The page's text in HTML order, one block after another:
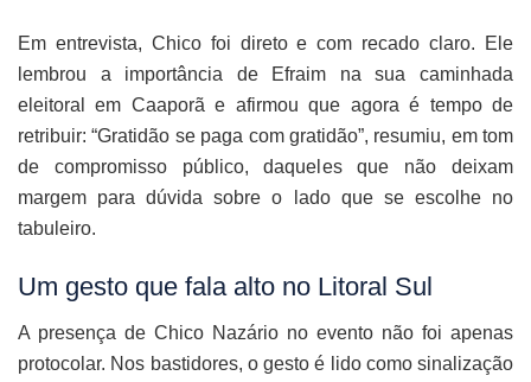
Em entrevista, Chico foi direto e com recado claro. Ele
lembrou a importância de Efraim na sua caminhada
eleitoral em Caaporã e afirmou que agora é tempo de
retribuir: “Gratidão se paga com gratidão”, resumiu, em tom
de compromisso público, daqueles que não deixam
margem para dúvida sobre o lado que se escolhe no
tabuleiro.
Um gesto que fala alto no Litoral Sul
A presença de Chico Nazário no evento não foi apenas
protocolar. Nos bastidores, o gesto é lido como sinalização